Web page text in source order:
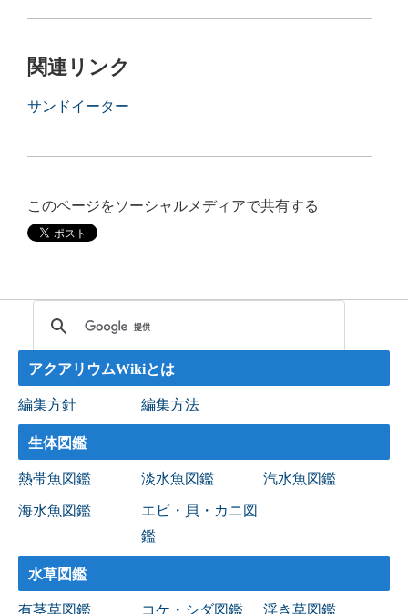
関連リンク
サンドイーター
このページをソーシャルメディアで共有する
アクアリウムWikiとは
編集方針 編集方法
生体図鑑
熱帯魚図鑑 淡水魚図鑑 汽水魚図鑑
海水魚図鑑
エビ・貝・カニ図
鑑
水草図鑑
有茎草図鑑 コケ・シダ図鑑 浮き草図鑑